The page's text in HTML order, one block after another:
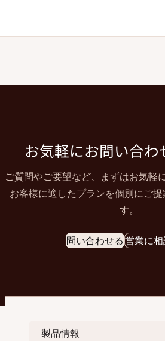
お気軽にお問い合わ
ご質問やご要望など、まずはお気軽
お客様に適したプランを個別にご
す。
問い合わせる営業に
製品情報